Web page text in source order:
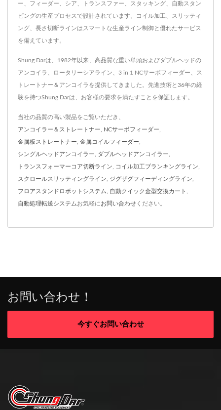
ー、フィーダー、シア、トランスファー、スタッキング、自動スタン
ピングの生産プロセスで設計されています。コイル加工、スリッティ
ング、長さ切断ラインはスマートな生産ライン制御と優れたサービス
を備えています。
Shung Darは、1982年以来、高品質な重い単頭およびダブルヘッドの
アンコイラ、ロータリーシアライン、3 in 1 NCサーボフィーダー、ス
トレートナー＆アンコイラを提供してきました。先進技術と36年の経
験を持つShung Darは、お客様の要求を満たすことを保証します。
当社の品質の高い製品をご覧いただき、
アンコイラー＆ストレートナー NCサーボフィーダー
金属板ストレートナー 金属コイルフィーダー
シングルヘッドアンコイラー ダブルヘッドアンコイラー
トランスフォーマーコア切断ライン コイル加工ブランキングライン
スクロールスリッティングライン ジグザグフィーディングライン
フロアスタンドロボットシステム 自動クイック金型交換カート
自動処理転送システムお気軽にお問い合わせ ください。
お問い合わせ！
今すぐお問い合わせ